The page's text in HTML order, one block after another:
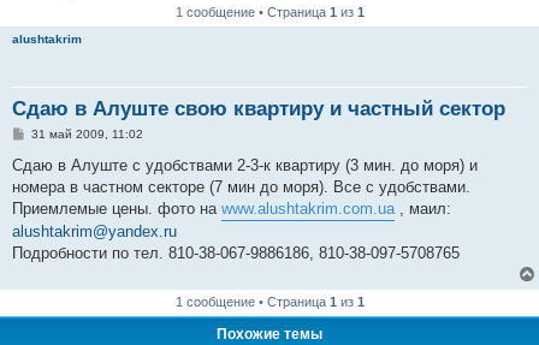
1 сообщение • Страница 1 из 1
alushtakrim
Сдаю в Алуште свою квартиру и частный сектор
С
о
б
щ
е
и
е
31 май 2009, 11:02
Сдаю в Алуште с удобствами 2-3-к квартиру (3 мин. до моря) и
номера в частном секторе (7 мин до моря). Все с удобствами.
Приемлемые цены. фото на www.alushtakrim.com.ua, маил:
alushtakrim@yandex.ru
Подробности по тел. 810-38-067-9886186, 810-38-097-5708765
1 сообщение • Страница 1 из 1
Похожие темы